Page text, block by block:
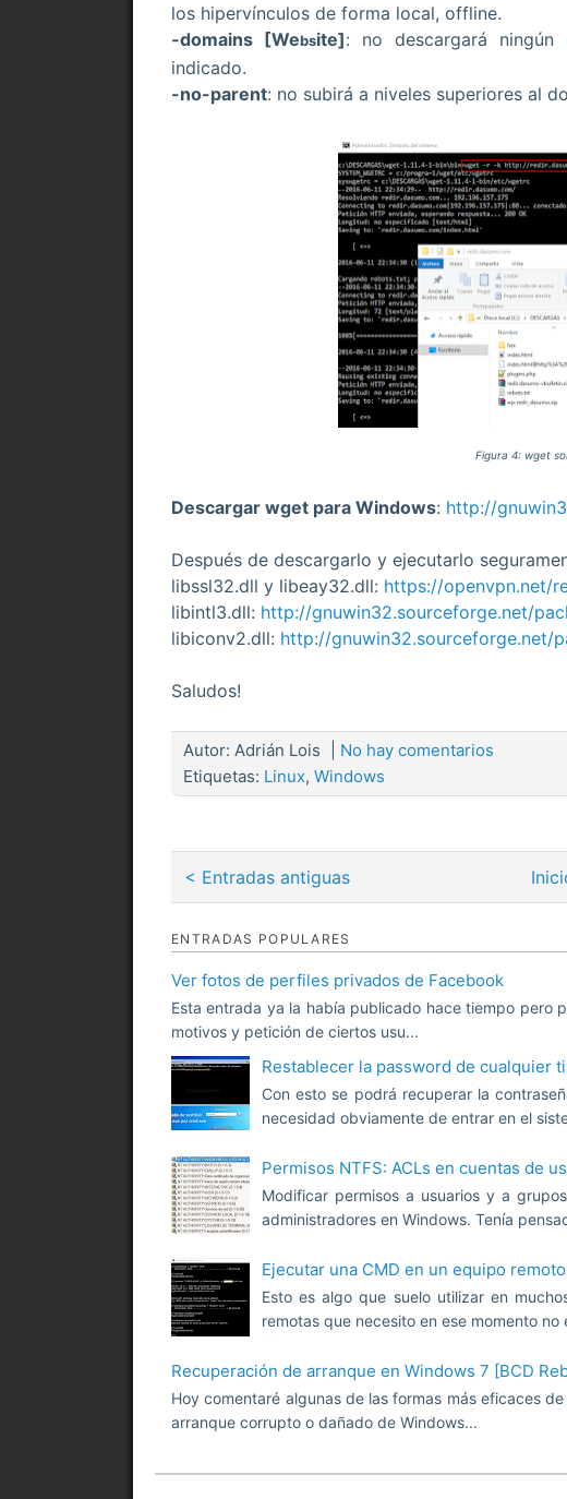
los hipervínculos de forma local, offline.
-domains [Website]: no descargará
indicado.
-no-parent: no subirá a niveles superiores al
Figura 4: wget
Descargar wget para Windows: http://
Después de descargarlo y ejecutarlo
libssl32.dll y libeay32.dll: https://openvpn.net/
libintl3.dll: http://gnuwin32.sourceforge.net/
libiconv2.dll: http://gnuwin32.sourceforge.net/
Saludos!
Autor: Adrián Lois
No hay comentarios
Etiquetas: Linux, Windows
< Entradas antiguas
ENTRADAS POPULARES
Ver fotos de perfiles privados de Facebook
Esta entrada ya la había publicado hace tiempo pero
motivos y petición de ciertos usu...
Restablecer la password de cualquier
Con esto se podrá recuperar la
necesidad obviamente de entrar en el
Permisos NTFS: ACLs en cuentas de
Modificar permisos a usuarios y a
administradores en Windows. Tenía
Ejecutar una CMD en un equipo
Esto es algo que suelo utilizar en
remotas que necesito en ese momento no
Recuperación de arranque en Windows 7 [BCD
Hoy comentaré algunas de las formas más eficaces
arranque corrupto o dañado de Windows...